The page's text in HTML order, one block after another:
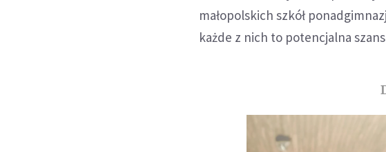
małopolskich szkół
każde z nich to potencjalna